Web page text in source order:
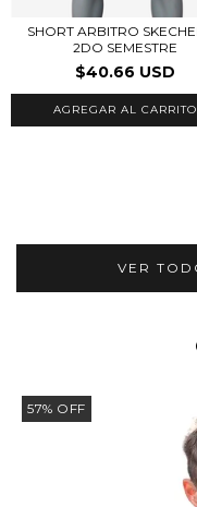
SHORT ARBITRO
2DO SEMESTRE
$40.66 USD
AGREGAR AL CARRITO
VER
57% OFF